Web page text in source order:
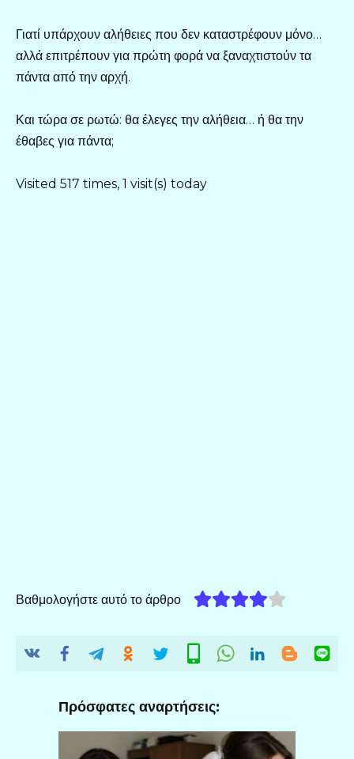
Γιατί υπάρχουν αλήθειες που δεν καταστρέφουν μόνο…
αλλά επιτρέπουν για πρώτη φορά να ξαναχτιστούν τα
πάντα από την αρχή.
Και τώρα σε ρωτώ: θα έλεγες την αλήθεια… ή θα την
έθαβες για πάντα;
Visited 517 times, 1 visit(s) today
Βαθμολογήστε αυτό το άρθρο
Πρόσφατες αναρτήσεις: